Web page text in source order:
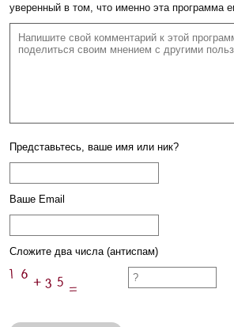
уверенный в том, что именно эта программа
Представьтесь, ваше имя или ник?
Ваше Email
Сложите два числа (антиспам)